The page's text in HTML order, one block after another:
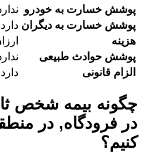
پوشش خسارت به خودرو
پوشش خسارت به دیگران دارد
هزینه
پوشش حوادث طبیعی
الزام قانونی
دارد
چگونه بیمه شخص
در فرودگاه, در
کنیم؟